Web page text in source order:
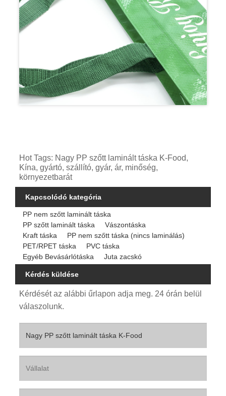
Hot Tags: Nagy PP szőtt laminált táska K-Food,
Kína, gyártó, szállító, gyár, ár, minőség,
környezetbarát
Kapcsolódó kategória
PP nem szőtt laminált táska
PP szőtt laminált táska
Vászontáska
Kraft táska
PP nem szőtt táska (nincs laminálás)
PET/RPET táska
PVC táska
Egyéb Bevásárlótáska
Juta zacskó
Kérdés küldése
Kérdését az alábbi űrlapon adja meg. 24 órán belül
válaszolunk.